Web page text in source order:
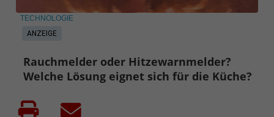
ANZEIGE
TECHNOLOGIE
Rauchmelder oder Hitzewarnmelder?
Welche Lösung eignet sich für die Küche?